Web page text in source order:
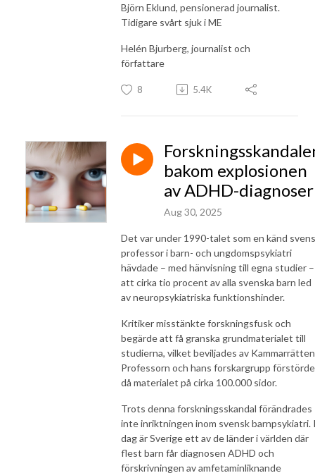
Björn Eklund, pensionerad journalist.
Tidigare svårt sjuk i ME
Helén Bjurberg, journalist och
författare
8 5.4K
bakom explosionen
av ADHD-diagnoser
Aug 30, 2025
Det var under 1990-talet som en känd
professor i barn- och ungdomspsykiatri
hävdade – med hänvisning till egna studier –
att cirka tio procent av alla svenska barn led
av neuropsykiatriska funktionshinder.
Kritiker misstänkte forskningsfusk och
begärde att få granska grundmaterialet till
studierna, vilket beviljades av
Professorn och hans forskargrupp förstörde
då materialet på cirka 100.000 sidor.
Trots denna forskningsskandal förändrades
inte inriktningen inom svensk barnpsykiatri.
dag är Sverige ett av de länder i världen där
flest barn får diagnosen ADHD och
förskrivningen av amfetaminliknande